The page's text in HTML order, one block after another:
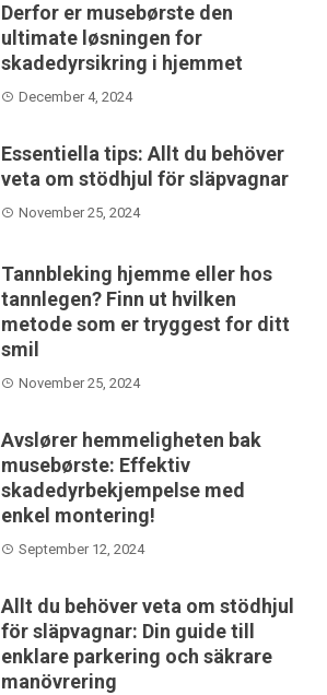
Derfor er musebørste den
ultimate løsningen for
skadedyrsikring i hjemmet
December 4, 2024
Essentiella tips: Allt du behöver
veta om stödhjul för släpvagnar
November 25, 2024
Tannbleking hjemme eller hos
tannlegen? Finn ut hvilken
metode som er tryggest for ditt
smil
November 25, 2024
Avslører hemmeligheten bak
musebørste: Effektiv
skadedyrbekjempelse med
enkel montering!
September 12, 2024
Allt du behöver veta om stödhjul
för släpvagnar: Din guide till
enklare parkering och säkrare
manövrering